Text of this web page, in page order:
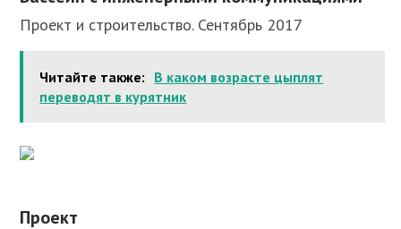
Проект и строительство. Сентябрь 2017
Читайте также: В каком возрасте цыплят
переводят в курятник
Проект